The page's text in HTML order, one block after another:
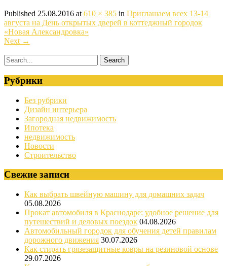
Published 25.08.2016 at 610 × 385 in Приглашаем всех 13-14
августа на День открытых дверей в коттеджный городок
«Новая Александровка»
Next →
Рубрики
Без рубрики
Дизайн интерьера
Загородная недвижимость
Ипотека
недвижимость
Новости
Строительство
Свежие записи
Как выбрать швейную машину для домашних задач
05.08.2026
Прокат автомобиля в Краснодаре: удобное решение для
путешествий и деловых поездок 04.08.2026
Автомобильный городок для обучения детей правилам
дорожного движения 30.07.2026
Как стирать грязезащитные ковры на резиновой основе
29.07.2026